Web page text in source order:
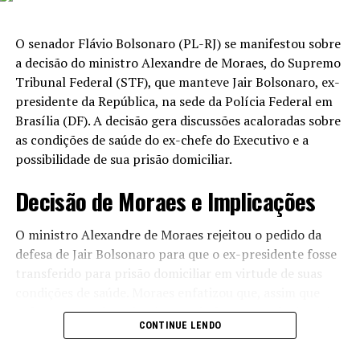
Exportações e Potencial do Brasil na
Indústria Automotiva
Oportunidade de Exportação
O Brasil possui uma “vocação natural” para a exportação
de produtos industrializados, na visão de Santiago
ressaltou que é crucial que fabricantes e reguladores
trabalhem em conjunto para aproveitar todo o
potencial da produção brasileira.
Chamorro enfatizou que os veículos fabricados no Brasil
“fabricado no Brasil”. É essencial que esses produtos
sejam verdadeiramente industrializados e competitivos
O senador Flávio Bolsonaro (PL-RJ) se manifestou sobre
a decisão do ministro Alexandre de Moraes, do Supremo
Tribunal Federal (STF), que manteve Jair Bolsonaro, ex-
presidente da República, na sede da Polícia Federal em
Brasília (DF). A decisão gera discussões acaloradas sobre
as condições de saúde do ex-chefe do Executivo e a
possibilidade de sua prisão domiciliar.
Decisão de Moraes e Implicações
O ministro Alexandre de Moraes rejeitou o pedido da
defesa de Jair Bolsonaro para que o ex-presidente fosse
transferido para prisão domiciliar em virtude de suas
Bolsonaro receber alta do Hospital DF Star, ele deverá
ser transferido para a superintendência da Polícia
CONTINUE LENDO